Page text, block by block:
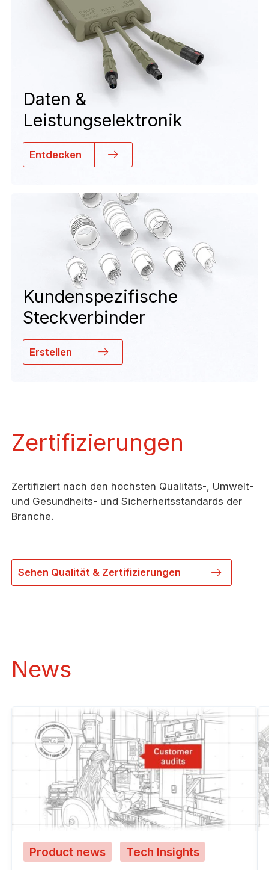
Daten &
Leistungselektronik
Entdecken
Kundenspezifische
Steckverbinder
Erstellen
Zertifizierungen
Zertifiziert nach den höchsten Qualitäts-, Umwelt-
und Gesundheits- und Sicherheitsstandards der
Branche.
Sehen Qualität & Zertifizierungen
News
Product news
Tech Insights